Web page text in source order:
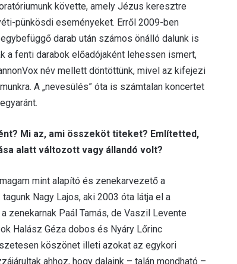
követte, amely Jézus keresztre
pünkösdi eseményeket. Erről 2009-ben
darab után számos önálló dalunk is
a fenti darabok előadójaként lehessen ismert,
név mellett döntöttünk, mivel az kifejezi
A „nevesülés” óta is számtalan koncertet
Mi az, ami összeköt titeket? Említetted,
alatt változott vagy állandó volt?
mint alapító és zenekarvezető a
Nagy Lajos, aki 2003 óta látja el a
zenekarnak Paál Tamás, de Vaszil Levente
Halász Géza dobos és Nyáry Lőrinc
köszönet illeti azokat az egykori
ahhoz, hogy dalaink – talán mondható –